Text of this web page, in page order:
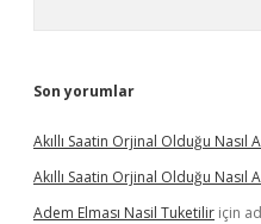
Son yorumlar
Akıllı Saatin Orjinal Olduğu Nasıl
Akıllı Saatin Orjinal Olduğu Nasıl
Adem Elması Nasil Tuketilir için